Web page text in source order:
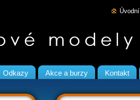
Odkazy Akce a burzy Kontakt